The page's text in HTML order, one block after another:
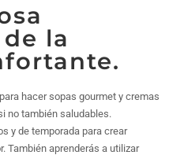
la
hacer sopas gourmet y cremas
no también saludables.
y de temporada para crear
También aprenderás a utilizar